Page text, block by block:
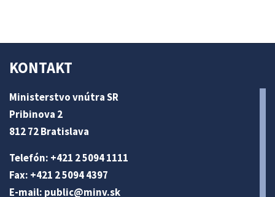
KONTAKT
Ministerstvo vnútra SR
Pribinova 2
812 72 Bratislava
Telefón: +421 2 5094 1111
Fax: +421 2 5094 4397
E-mail: public@minv.sk